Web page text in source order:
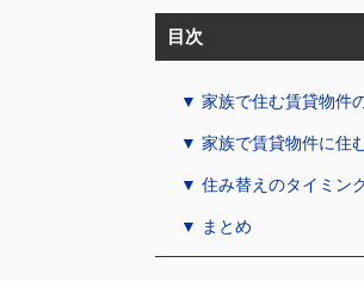
目次
▼ 家族で住む賃貸物件
▼ 家族で賃貸物件に住
▼ 住み替えのタイミン
▼ まとめ